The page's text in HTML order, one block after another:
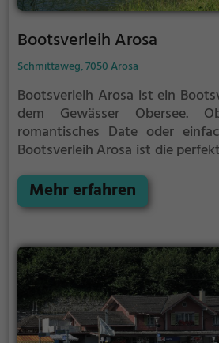
Bootsverleih Arosa
Schmittaweg, 7050 Arosa
Bootsverleih Arosa ist ein
dem Gewässer Obersee.
romantisches Date oder
Bootsverleih Arosa ist die
Sportbegeisterte und echte
Kosten.
Mehr erfahren